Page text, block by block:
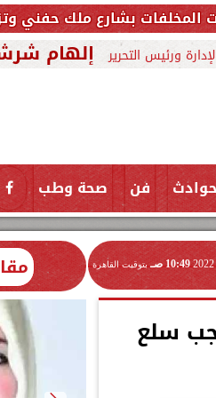
طنًا من المخلفات
ورئيس التحرير إلهام
فن صحة وطب
10:49 صـ بتوقيت القاهرة
سلع